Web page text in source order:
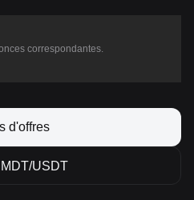
correspondantes.
d'offres
USDT